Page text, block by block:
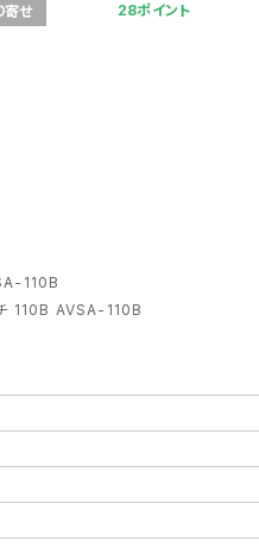
寄せ 28ポイント
110B
110B AVSA-110B